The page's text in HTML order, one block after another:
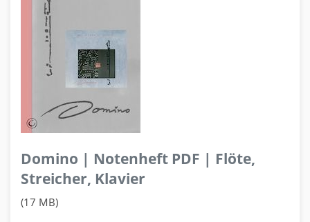
Domino | Notenheft PDF | Flöte,
Streicher, Klavier
(17 MB)